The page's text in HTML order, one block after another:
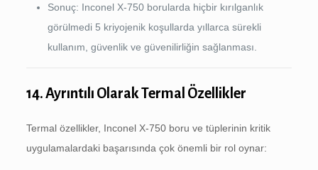
Sonuç: Inconel X-750 borularda hiçbir kırılganlık
görülmedi 5 kriyojenik koşullarda yıllarca sürekli
kullanım, güvenlik ve güvenilirliğin sağlanması.
14. Ayrıntılı Olarak Termal Özellikler
Termal özellikler, Inconel X-750 boru ve tüplerinin kritik
uygulamalardaki başarısında çok önemli bir rol oynar: